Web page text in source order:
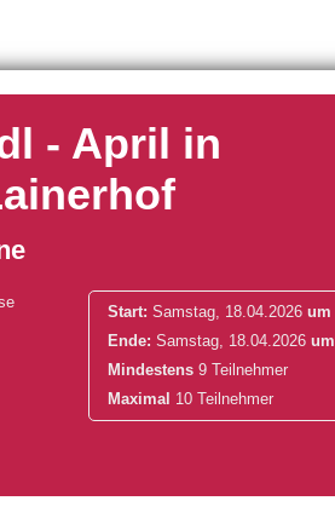
- April in
Start: Samstag, 18.04.2026 um
Ende: Samstag, 18.04.2026 um
Mindestens 9 Teilnehmer
Maximal 10 Teilnehmer